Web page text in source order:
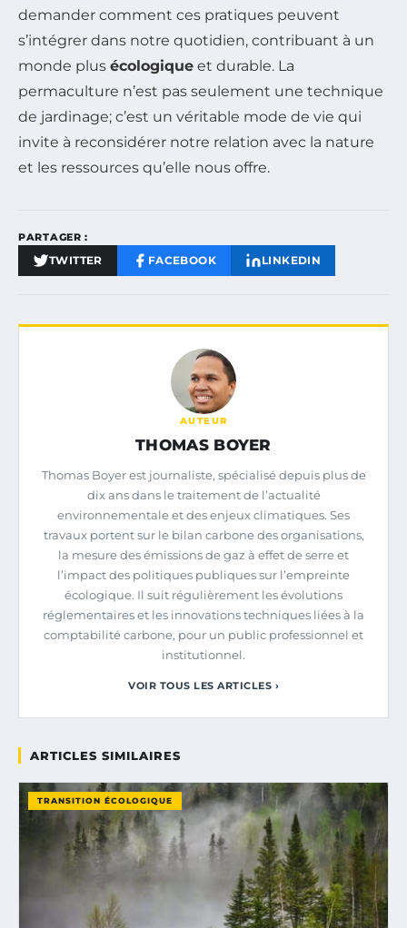
demander comment ces pratiques peuvent
s’intégrer dans notre quotidien, contribuant à un
monde plus écologique et durable. La
permaculture n’est pas seulement une technique
de jardinage; c’est un véritable mode de vie qui
invite à reconsidérer notre relation avec la nature
et les ressources qu’elle nous offre.
PARTAGER :
TWITTER FACEBOOK LINKEDIN
AUTEUR
THOMAS BOYER
Thomas Boyer est journaliste, spécialisé depuis plus de
dix ans dans le traitement de l’actualité
environnementale et des enjeux climatiques. Ses
travaux portent sur le bilan carbone des organisations,
la mesure des émissions de gaz à effet de serre et
l’impact des politiques publiques sur l’empreinte
écologique. Il suit régulièrement les évolutions
réglementaires et les innovations techniques liées à la
comptabilité carbone, pour un public professionnel et
institutionnel.
VOIR TOUS LES ARTICLES ›
ARTICLES SIMILAIRES
TRANSITION ÉCOLOGIQUE